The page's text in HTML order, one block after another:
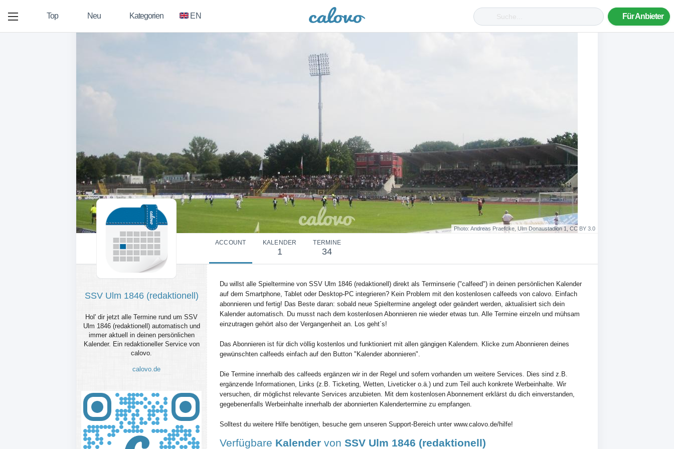
Top Neu Kategorien EN Für Anbieter
Photo: Andreas Praefcke, Ulm Donaustadion 1, CC BY 3.0
ACCOUNT KALENDER
1
TERMINE
34
SSV Ulm 1846 (redaktionell)
Hol' dir jetzt alle Termine rund um SSV
Ulm 1846 (redaktionell) automatisch und
immer aktuell in deinen persönlichen
Kalender. Ein redaktioneller Service von
calovo.
calovo.de
Du willst alle Spieltermine von SSV Ulm 1846 (redaktionell) direkt als Terminserie ("calfeed") in deinen persönlichen Kalender
auf dem Smartphone, Tablet oder Desktop-PC integrieren? Kein Problem mit den kostenlosen calfeeds von calovo. Einfach
abonnieren und fertig! Das Beste daran: sobald neue Spieltermine angelegt oder geändert werden, aktualisiert sich dein
Kalender automatisch. Du musst nach dem kostenlosen Abonnieren nie wieder etwas tun. Alle Termine einzeln und mühsam
einzutragen gehört also der Vergangenheit an. Los geht´s!
Das Abonnieren ist für dich völlig kostenlos und funktioniert mit allen gängigen Kalendern. Klicke zum Abonnieren deines
gewünschten calfeeds einfach auf den Button "Kalender abonnieren".
Die Termine innerhalb des calfeeds ergänzen wir in der Regel und sofern vorhanden um weitere Services. Dies sind z.B.
ergänzende Informationen, Links (z.B. Ticketing, Wetten, Liveticker o.ä.) und zum Teil auch konkrete Werbeinhalte. Wir
versuchen, dir möglichst relevante Services anzubieten. Mit dem kostenlosen Abonnement erklärst du dich einverstanden,
gegebenenfalls Werbeinhalte innerhalb der abonnierten Kalendertermine zu empfangen.
Solltest du weitere Hilfe benötigen, besuche gern unseren Support-Bereich unter www.calovo.de/hilfe!
Verfügbare Kalender von SSV Ulm 1846 (redaktionell)